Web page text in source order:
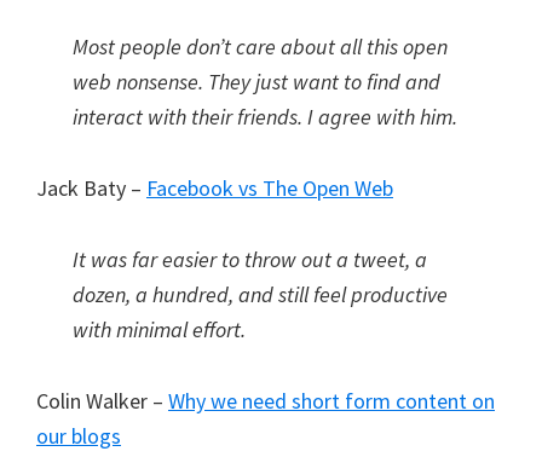
Most people don’t care about all this open
web nonsense. They just want to find and
interact with their friends. I agree with him.
Jack Baty – Facebook vs The Open Web
It was far easier to throw out a tweet, a
dozen, a hundred, and still feel productive
with minimal effort.
Colin Walker – Why we need short form content on
our blogs